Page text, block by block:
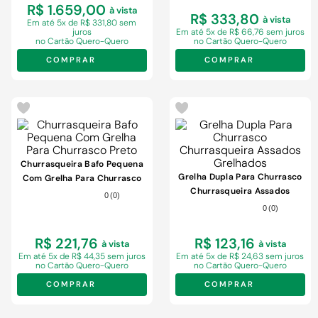
R$ 1.659,00 à vista
Ematé 5x de R$ 331,80 sem
juros
no Cartão Quero-Quero
COMPRAR
R$ 333,80 à vista
Em até 5x de R$ 66,76 sem juros
no Cartão Quero-Quero
COMPRAR
Churrasqueira Bafo Pequena
Com Grelha Para Churrasco
0 (0)
R$ 221,76 à vista
Em até 5x de R$ 44,35 sem juros
no Cartão Quero-Quero
COMPRAR
Grelha Dupla Para Churrasco
Churrasqueira Assados
0 (0)
R$ 123,16 à vista
Ematé 5x de R$ 24,63 sem juros
no Cartão Quero-Quero
COMPRAR